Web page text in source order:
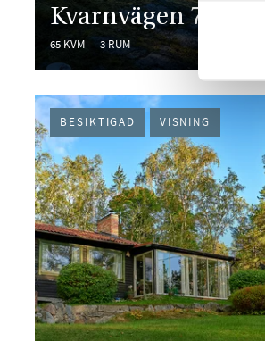
Kvarnvägen 7
65 KVM 3 RUM
BESIKTIGAD VISNING